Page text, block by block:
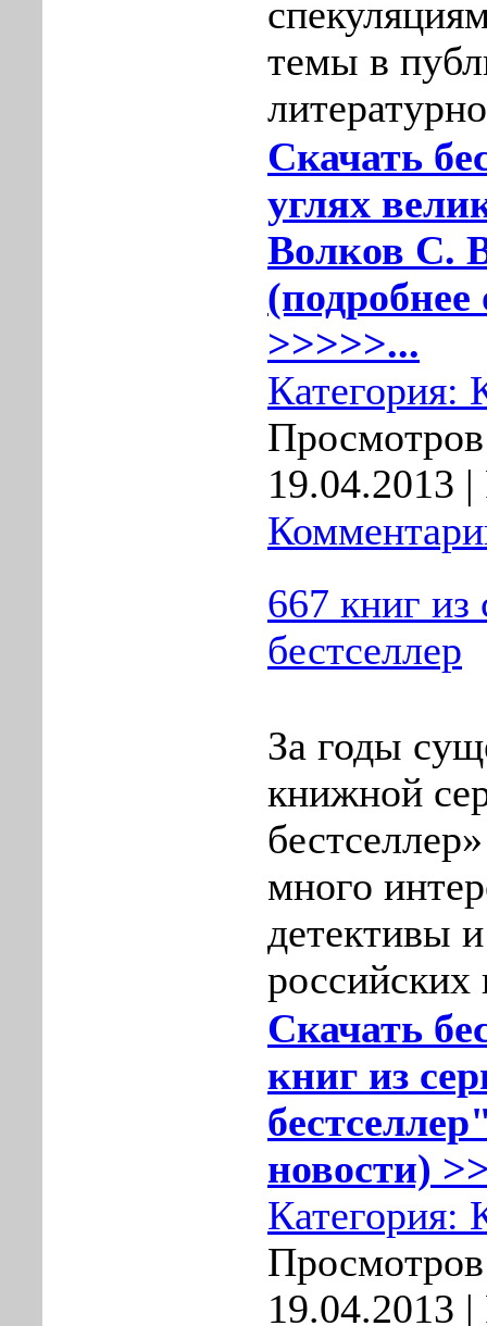
темы в
Скачать
углях
Волков С.
(подробнее
>>>>>...
Категория:
19.04.2013 |
667 книг из
бестселлер
За годы
книжной
много
детективы
российских
Скачать
книг из
новости)
Категория:
19.04.2013 |